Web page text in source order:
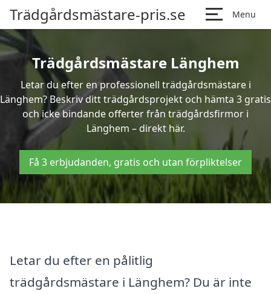
Trädgårdsmästare-pris.se Menu
Trädgårdsmästare Länghem
Letar du efter en professionell trädgårdsmästare i
Länghem? Beskriv ditt trädgårdsprojekt och hämta 3 gratis
och icke bindande offerter från trädgårdsfirmor i
Länghem – direkt här.
Få 3 erbjudanden, gratis och utan förpliktelser
Letar du efter en pålitlig
trädgårdsmästare i Länghem? Du är inte